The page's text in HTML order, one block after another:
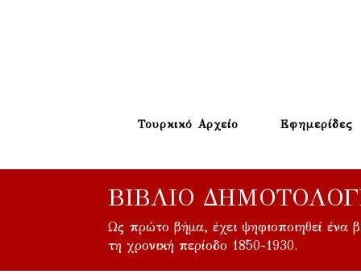
Τουρκικό Αρχείο Εφημερίδες
ΒΙΒΛΊΟ
Ως πρώτο βήμα, έχει ψηφιοποιηθεί ένα
τη χρονική περίοδο 1850-1930.